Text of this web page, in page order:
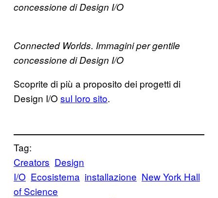
concessione di Design I/O
Connected Worlds. Immagini per gentile
concessione di Design I/O
Scoprite di più a proposito dei progetti di
Design I/O sul loro sito.
Tag:
Creators Design
I/O Ecosistema installazione New York Hall
of Science